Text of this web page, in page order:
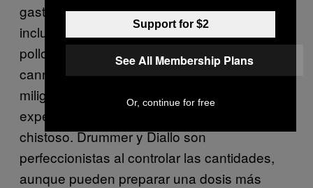
gastronomía. Los sabores eran limpios,
incluyendo el sabor herbal de la sopa, el
pollo y el pastel. La cantidad total de
cannabinoides para la noche fueron 66
miligramos, lo suficiente para que un
experimentado paciente se sienta un poco
chistoso. Drummer y Diallo son
perfeccionistas al controlar las cantidades,
aunque pueden preparar una dosis más
Support for $2
See All Membership Plans
Or, continue for free